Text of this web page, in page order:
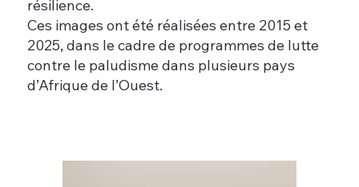
résilience.
Ces images ont été réalisées entre 2015 et
2025, dans le cadre de programmes de lutte
contre le paludisme dans plusieurs pays
d’Afrique de l’Ouest.